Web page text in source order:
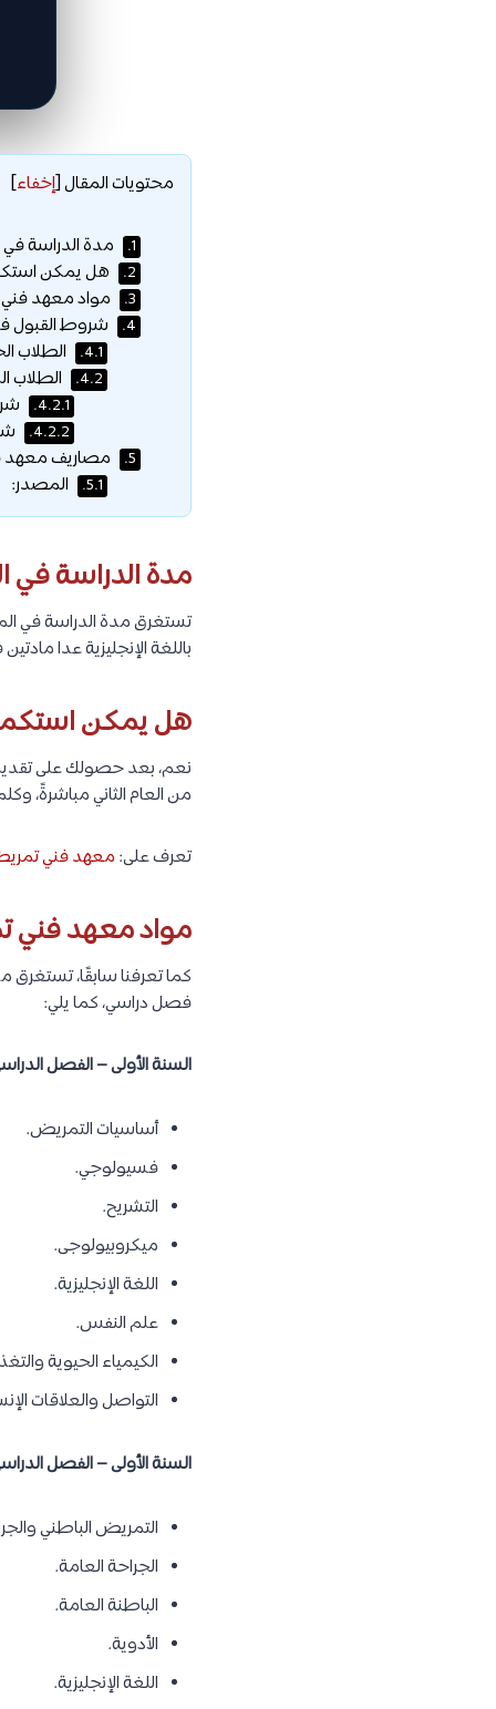
محتويات المقال[إخفاء]
1. مدة الدراسة
2. هل يمكن
3. مواد معهد
4. شروط
4.1. الطلاب
4.2. الطلاب
4.2.1.
4.2.2.
5. مصاريف
5.1. المصدر:
مدة الدراسة في
باللغة الإنجليزية عدا
هل يمكن
نعم، بعد حصولك على
من العام الثاني مباشرةً،
تعرف على: معهد فني
مواد معهد
فصل دراسي، كما يلي:
السنة الأولى – الفصل
أساسيات التمريض.
فسيولوجي.
التشريح.
ميكروبيولوجى.
اللغة الإنجليزية.
علم النفس.
الكيمياء الحيوية
التواصل والعلاقات
السنة الأولى – الفصل
التمريض الباطني
الجراحة العامة.
الباطنة العامة.
الأدوية.
اللغة الإنجليزية.